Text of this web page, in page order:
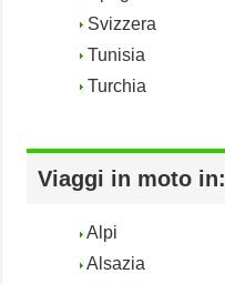
Svizzera
Tunisia
Turchia
Viaggi in moto in:
Alpi
Alsazia